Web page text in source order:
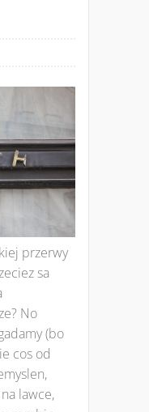
przerwy
sa
No
(bo
cos od
lawce,